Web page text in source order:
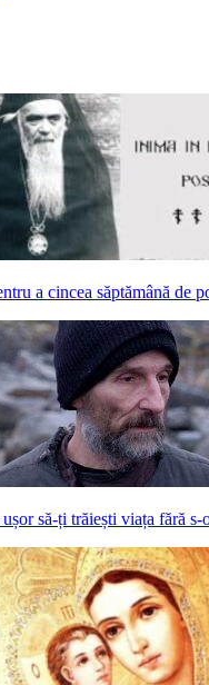
a cincea săptămână de
să-ți trăiești viața fără s-